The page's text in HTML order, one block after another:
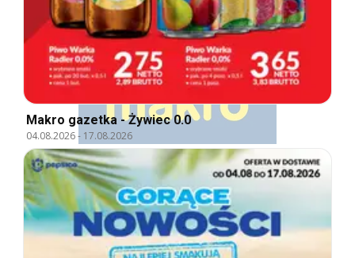
Makro gazetka - Żywiec 0.0
04.08.2026- 17.08.2026